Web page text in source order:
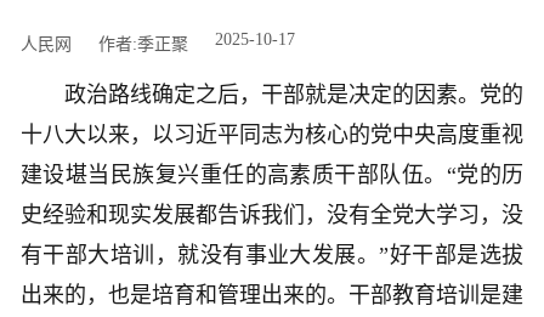
人民网 作者:季正聚 2025-10-17
政治路线确定之后，干部就是决定的因素。党的
十八大以来，以习近平同志为核心的党中央高度重视
建设堪当民族复兴重任的高素质干部队伍。“党的历
史经验和现实发展都告诉我们，没有全党大学习，没
有干部大培训，就没有事业大发展。”好干部是选拔
出来的，也是培育和管理出来的。干部教育培训是建